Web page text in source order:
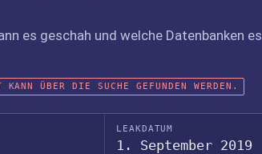
es geschah und welche Datenbanken es
KANN ÜBER DIE SUCHE GEFUNDEN WERDEN.
LEAKDATUM
1. September 2019